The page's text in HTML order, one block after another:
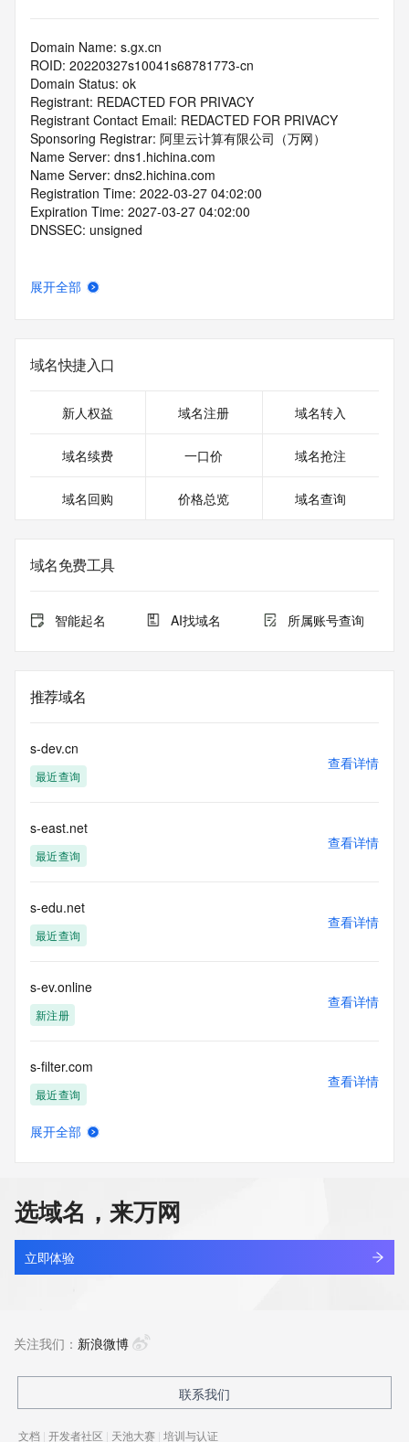
Domain Name: s.gx.cn
ROID: 20220327s10041s68781773-cn
Domain Status: ok
Registrant: REDACTED FOR PRIVACY
Registrant Contact Email: REDACTED FOR PRIVACY
Sponsoring Registrar: 阿里云计算有限公司（万网）
Name Server: dns1.hichina.com
Name Server: dns2.hichina.com
Registration Time: 2022-03-27 04:02:00
Expiration Time: 2027-03-27 04:02:00
DNSSEC: unsigned
展开全部
域名快捷入口
新人权益 域名注册 域名转入
域名续费 一口价 域名抢注
域名回购 价格总览 域名查询
域名免费工具
智能起名 AI找域名 所属账号查询
推荐域名
s-dev.cn
最近查询
查看详情
s-east.net
最近查询
查看详情
s-edu.net
最近查询
查看详情
s-ev.online
新注册
查看详情
s-filter.com
最近查询
查看详情
s-fusion.cn
最近查询
查看详情
最近查询
展开全部
选域名，来万网
立即体验
关注我们： 新浪微博
联系我们
文档 | 开发者社区 | 天池大赛 | 培训与认证